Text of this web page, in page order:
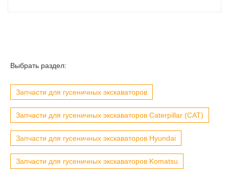
Выбрать раздел:
Запчасти для гусеничных экскаваторов
Запчасти для гусеничных экскаваторов Caterpillar (CAT)
Запчасти для гусеничных экскаваторов Hyundai
Запчасти для гусеничных экскаваторов Komatsu